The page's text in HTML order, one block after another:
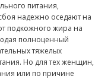
питания,
надежно оседают на
подкожного жира на
полноценный
тяжелых
Но для тех женщин,
или по причине